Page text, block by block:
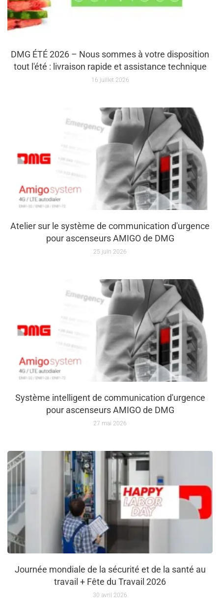
DMG ÉTÉ 2026 – Nous sommes à votre disposition
tout l'été : livraison rapide et assistance technique
16 juillet 2026
Atelier sur le système de communication d'urgence
pour ascenseurs AMIGO de DMG
25 juin 2026
Système intelligent de communication d'urgence
pour ascenseurs AMIGO de DMG
27 mai 2026
Journée mondiale de la sécurité et de la santé au
travail + Fête du Travail 2026
30 avril 2026